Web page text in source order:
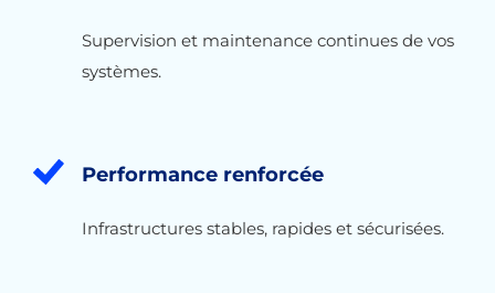
Supervision et maintenance continues de vos
systèmes.
Performance renforcée
Infrastructures stables, rapides et sécurisées.